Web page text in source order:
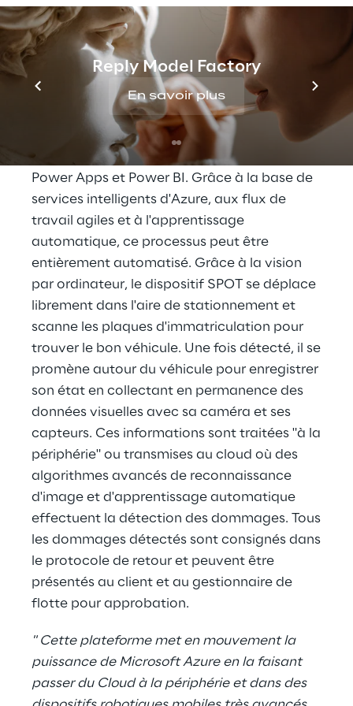
Reply Model Factory
En savoir plus
manuel coûteux en temps et en argent qui
consiste à faire le tour du véhicule, à
l'inspecter visuellement, à évaluer la gravité
des dommages et à établir un rapport de
Reply intègre Azure Cognitive Services,
Machine Learning et DevOps, ainsi que
Power Apps et Power BI. Grâce à la base de
services intelligents d'Azure, aux flux de
travail agiles et à l'apprentissage
automatique, ce processus peut être
entièrement automatisé. Grâce à la vision
par ordinateur, le dispositif SPOT se déplace
librement dans l'aire de stationnement et
scanne les plaques d'immatriculation pour
trouver le bon véhicule. Une fois détecté, il se
promène autour du véhicule pour enregistrer
son état en collectant en permanence des
données visuelles avec sa caméra et ses
capteurs. Ces informations sont traitées "à la
périphérie" ou transmises au cloud où des
algorithmes avancés de reconnaissance
d'image et d'apprentissage automatique
effectuent la détection des dommages. Tous
les dommages détectés sont consignés dans
le protocole de retour et peuvent être
présentés au client et au gestionnaire de
flotte pour approbation.
" Cette plateforme met en mouvement la
puissance de Microsoft Azure en la faisant
passer du Cloud à la périphérie et dans des